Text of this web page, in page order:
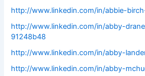
http://www.linkedin.com/in/abbie-
http://www.linkedin.com/in/abby-
91248b48
http://www.linkedin.com/in/abby-
http://www.linkedin.com/in/abby-